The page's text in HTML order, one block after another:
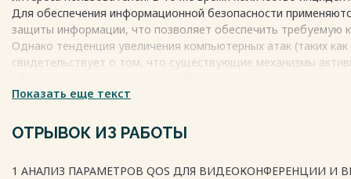
4.5 Выводы 72
ЗАКЛЮЧЕНИЕ 73
СПИСОК ЛИТЕРАТУРЫ 74
ПРИЛОЖЕНИЕ А 80
ПРИЛОЖЕНИЕ В 88
Для обеспечения информационной безопасности
защиты информации, что позволяет обеспечить требуемую
Однако тенденция увеличения компьютерных атак (таких
свидетельствует о том, что существующие механизмы
Цель работы заключается в обеспечении информационной
1. Анализ параметров QOS для видеоконференции и видео
Показать еще текст
ОТРЫВОК ИЗ РАБОТЫ
1 АНАЛИЗ ПАРАМЕТРОВ QOS ДЛЯ ВИДЕОКОНФЕРЕНЦИИ И